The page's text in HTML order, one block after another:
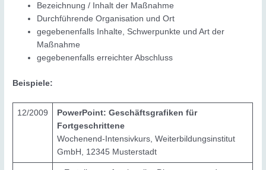
Bezeichnung / Inhalt der Maßnahme
Durchführende Organisation und Ort
gegebenenfalls Inhalte, Schwerpunkte und Art der
Maßnahme
gegebenenfalls erreichter Abschluss
Beispiele:
12/2009
PowerPoint: Geschäftsgrafiken für
Fortgeschrittene
Wochenend-Intensivkurs, Weiterbildungsinstitut
GmbH, 12345 Musterstadt